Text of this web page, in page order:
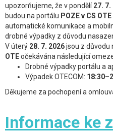
upozorňujeme, že v pondělí27. 7.
budou na portálu POZE v CS OTE
automatické komunikace a
drobné výpadky z důvodu
V úterý 28. 7. 2026jsou z důvodu
OTEočekávána následující
Drobné výpadky portálu a
Výpadek OTECOM:
Děkujeme za pochopení a
Informace ke